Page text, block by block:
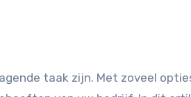
taak zijn. Met zoveel